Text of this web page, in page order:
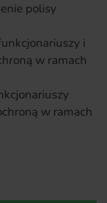
polisy
i
w ramach
w ramach